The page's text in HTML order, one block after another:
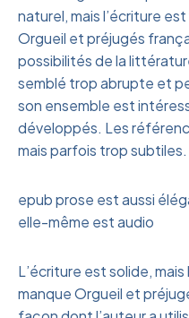
naturel, mais l’écriture
Orgueil et préjugés
possibilités de la
semblé trop abrupte et
son ensemble est
développés. Les
mais parfois trop subtiles.
epub prose est aussi
elle-même est audio
L’écriture est solide,
manque Orgueil et